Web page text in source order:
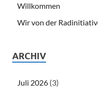
Willkommen
Wir von der
ARCHIV
Juli 2026 (3)